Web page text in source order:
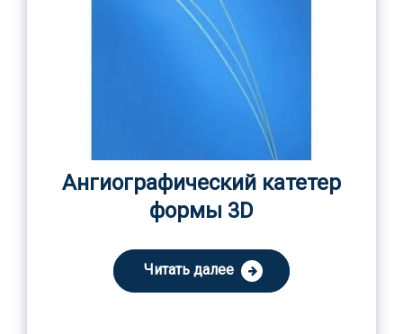
Ангиографический катетер
формы 3D
Читать далее